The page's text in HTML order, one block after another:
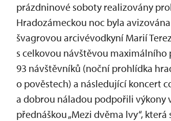
prázdninové soboty realizovány
Hradozámeckou noc byla
švagrovou arcivévodkyní Marií
s celkovou návštěvou maximálního
93 návštěvníků (noční prohlídka
o pověstech) a následující koncert
a dobrou náladou podpořili výkony
přednáškou „Mezi dvěma lvy“,